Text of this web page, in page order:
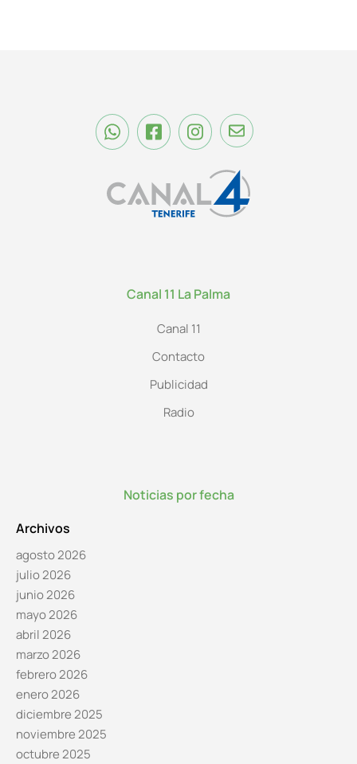
Canal 11 La Palma
Canal 11
Contacto
Publicidad
Radio
Noticias por fecha
Archivos
agosto 2026
julio 2026
junio 2026
mayo 2026
abril 2026
marzo 2026
febrero 2026
enero 2026
diciembre 2025
noviembre 2025
octubre 2025